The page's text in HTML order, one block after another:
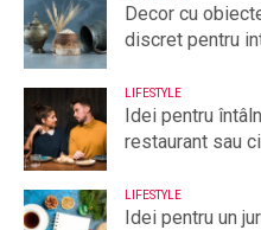
Decor cu
discret pentru
LIFESTYLE
Idei pentru
restaurant sau
LIFESTYLE
Idei pentru un